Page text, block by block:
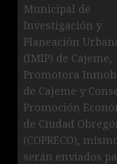
Municipal de
Investigación y
Planeación
(IMIP) de Cajeme,
Promotora
de Cajeme y
Promoción
de Ciudad
(COPRECO),
serán enviados